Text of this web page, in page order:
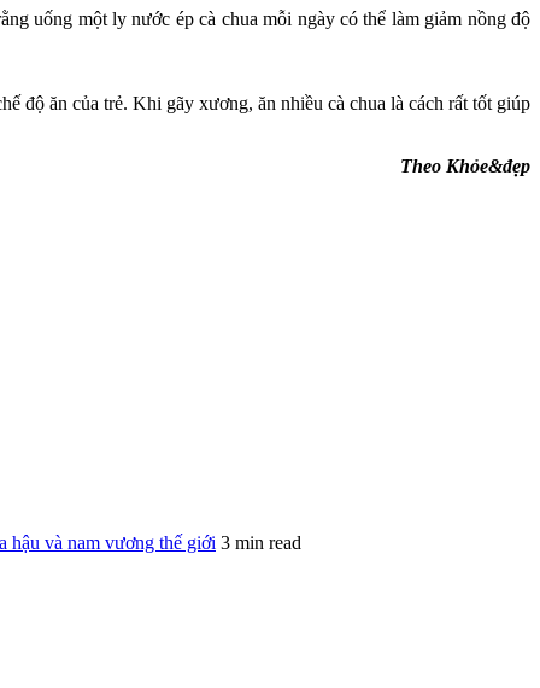
uống một ly nước ép cà chua mỗi ngày có thể làm giảm nồng độ
độ ăn của trẻ. Khi gãy xương, ăn nhiều cà chua là cách rất tốt giúp
Theo Khỏe&đẹp
và nam vương thế giới 3 min read